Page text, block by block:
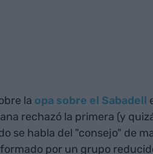
la opa sobre el Sabadell
rechazó la primera (y
se habla del "consejo" de
por un grupo